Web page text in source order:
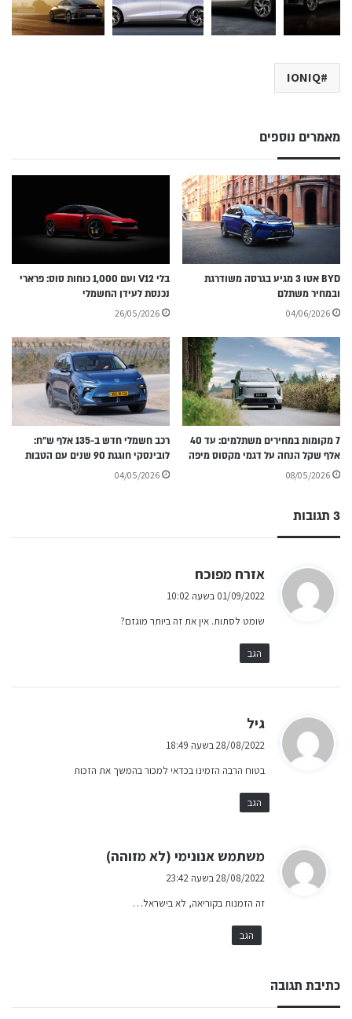
IONIQ
מאמרים נוספים
BYD אטו 3 מגיע בגרסה משודרגת
ובמחיר משתלם
04/06/2026
בלי V12 ועם 1,000 כוחות סוס: פרארי
נכנסת לעידן החשמלי
26/05/2026
7 מקומות במחירים משתלמים: עד 40
אלף שקל הנחה על דגמי מקסוס מיפה
08/05/2026
רכב חשמלי חדש ב-135 אלף ש״ח:
לובינסקי חוגגת 90 שנים עם הטבות
04/05/2026
3 תגובות
אזרח מפוכח
ב
01/09/2022 בשעה 10:02
שומט לסתות. אין את זה ביותר מוגזם?
הגב
גיל
ג
ב
:
28/08/2022 בשעה 18:49
בטוח הרבה הזמינו בכדאי למכור בהמשך את הזכות
הגב
משתמש אנונימי (לא מזוהה)
28/08/2022 בשעה 23:42
זה הזמנות בקוריאה, לא בישראל…
הגב
כתיבת תגובה